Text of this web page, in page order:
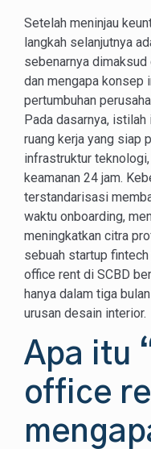
Setelah meninjau
langkah selanjutnya
sebenarnya dimaksud
dan mengapa konsep
pertumbuhan
Pada dasarnya,
ruang kerja yang siap
infrastruktur
keamanan 24 jam.
terstandarisasi
waktu onboarding,
meningkatkan citra
sebuah startup
office rent di SCBD
hanya dalam tiga
urusan desain interior.
Apa itu
office